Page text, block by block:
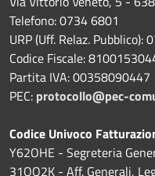
Telefono: 0734 6801
URP (Uff. Relaz. Pubblico):
Codice Fiscale:
Partita IVA: 00358090447
PEC: protocollo@pec-
Codice Univoco
Y62OHE - Segreteria
31OQ2K - Aff. Generali,